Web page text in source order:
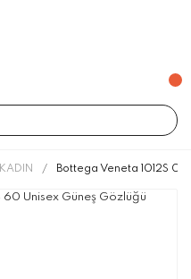
KADIN Bottega Veneta 1012S